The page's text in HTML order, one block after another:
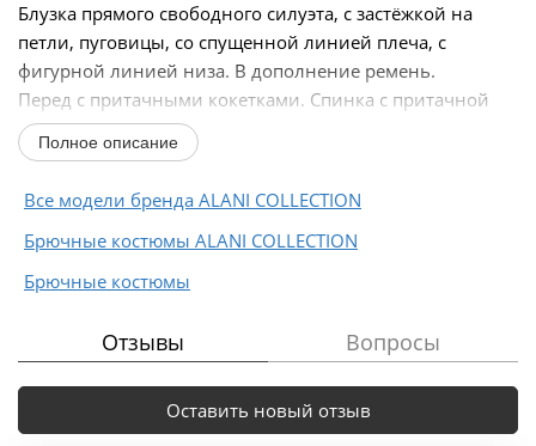
Блузка прямого свободного силуэта, с застёжкой на
петли, пуговицы, со спущенной линией плеча, с
фигурной линией низа. В дополнение ремень.
Перед с притачными кокетками. Спинка с притачной
кокеткой и мягкой складкой по шву соединения...
Полное описание
Все модели бренда ALANI COLLECTION
Брючные костюмы ALANI COLLECTION
Брючные костюмы
Отзывы Вопросы
Оставить новый отзыв